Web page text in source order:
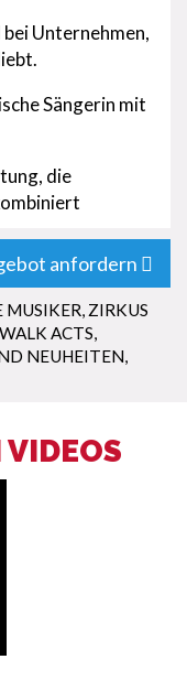
Unternehmen,
Sängerin mit
die
anfordern
MUSIKER, ZIRKUS
WALK ACTS,
NEUHEITEN,